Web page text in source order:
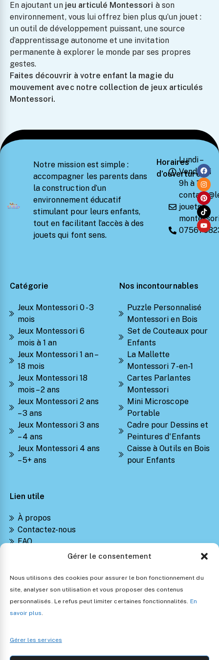
Gérer le consentement
Nous utilisons des cookies pour assurer le bon fonctionnement du
site, analyser son utilisation et vous proposer des contenus
personnalisés. Le refus peut limiter certaines fonctionnalités. En
savoir plus.
Gérer les services
En ajoutant un jeu articulé Montessori à son
environnement, vous lui offrez bien plus qu’un jouet :
un outil de développement puissant, une source
d’apprentissage autonome et une invitation
permanente à explorer le monde par ses propres
gestes.
Faites découvrir à votre enfant la magie du
mouvement avec notre collection de jeux articulés
Montessori.
Notre mission est simple :
accompagner les parents dans
la construction d’un
environnement éducatif
stimulant pour leurs enfants,
tout en facilitant l’accès à des
jouets qui font sens.
Horaires
d’ouverture
Lundi –
Vendredi
9h à 18h
jouets-
Catégorie
Jeux Montessori 0 - 3
mois
Jeux Montessori 6
mois à 1 an
Jeux Montessori 1 an –
18 mois
Jeux Montessori 18
mois – 2 ans
Jeux Montessori 2 ans
– 3 ans
Jeux Montessori 3 ans
– 4 ans
Jeux Montessori 4 ans
– 5+ ans
Nos incontournables
Puzzle Personnalisé
Montessori en Bois
Set de Couteaux pour
Enfants
La Mallette
Montessori 7-en-1
Cartes Parlantes
Montessori
Mini Microscope
Portable
Cadre pour Dessins et
Peintures d'Enfants
Caisse à Outils en Bois
pour Enfants
Lien utile
À propos
Contactez-nous
FAQ
Suivre ma commande
Retours et Remboursements
Politique de confidentialité
Conditions générales de vente
Politique d’utilisation des cookies